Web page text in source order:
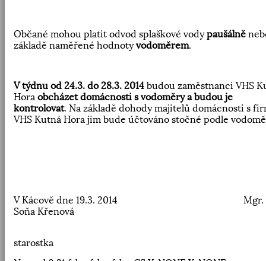
Občané mohou platit odvod splaškové vodypaušálně
základě naměřené hodnotyvodoměrem.
V týdnu od 24.3. do 28.3. 2014 budou zaměstnanci VHS
Hora obcházet domácnosti s vodoměry a budou je
kontrolovat. Na základě dohody majitelů domácnosti s
VHS Kutná Hora jim bude účtováno stočné podle
V Kácově dne 19.3. 2014
Mgr.
Soňa Křenová
starostka